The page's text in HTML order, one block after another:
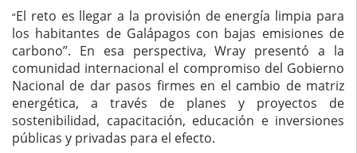
“El reto es llegar a la provisión de energía limpia para
los habitantes de Galápagos con bajas emisiones de
carbono”. En esa perspectiva, Wray presentó a la
comunidad internacional el compromiso del Gobierno
Nacional de dar pasos firmes en el cambio de matriz
energética, a través de planes y proyectos de
sostenibilidad, capacitación, educación e inversiones
públicas y privadas para el efecto.